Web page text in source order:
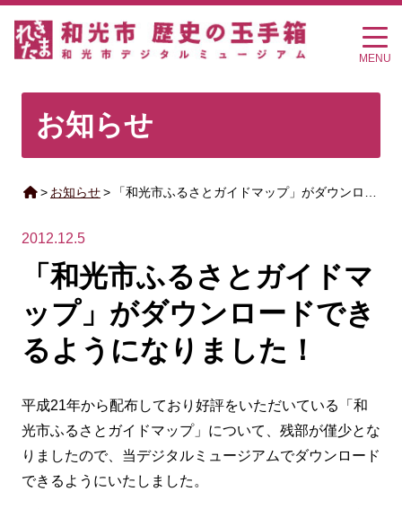
MENU
お知らせ
> お知らせ> 「和光市ふるさとガイドマップ」がダウンロ…
2012.12.5
「和光市ふるさとガイドマ
ップ」がダウンロードでき
るようになりました！
平成21年から配布しており好評をいただいている「和
光市ふるさとガイドマップ」について、残部が僅少とな
りましたので、当デジタルミュージアムでダウンロード
できるようにいたしました。